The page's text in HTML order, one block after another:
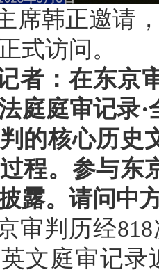
席韩正邀请
式访问。
者：在东京
庭庭审记录
的核心历史
程。参与东
露。请问中
审判历经
文庭审记